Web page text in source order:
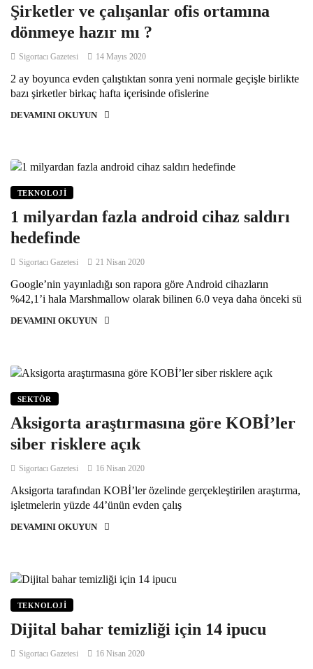
Şirketler ve çalışanlar ofis ortamına
dönmeye hazır mı ?
Sigortacı Gazetesi 14 Mayıs 2020
2 ay boyunca evden çalıştıktan sonra yeni normale geçişle birlikte
bazı şirketler birkaç hafta içerisinde ofislerine
DEVAMINI OKUYUN
TEKNOLOJI
1 milyardan fazla android cihaz saldırı
hedefinde
Sigortacı Gazetesi 21 Nisan 2020
Google’nin yayınladığı son rapora göre Android cihazların
%42,1’i hala Marshmallow olarak bilinen 6.0 veya daha önceki sü
DEVAMINI OKUYUN
SEKTÖR
Aksigorta araştırmasına göre KOBİ’ler
siber risklere açık
Sigortacı Gazetesi 16 Nisan 2020
Aksigorta tarafından KOBİ’ler özelinde gerçekleştirilen araştırma,
işletmelerin yüzde 44’ünün evden çalış
DEVAMINI OKUYUN
TEKNOLOJI
Dijital bahar temizliği için 14 ipucu
Sigortacı Gazetesi 16 Nisan 2020